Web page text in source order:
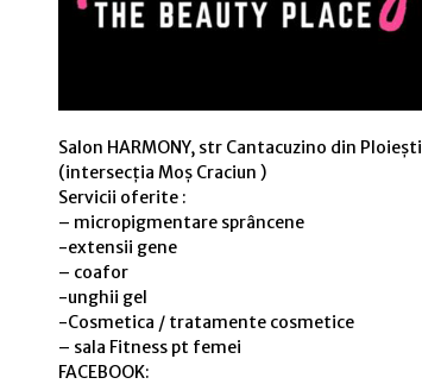
Salon HARMONY, str Cantacuzino din Ploiești
(intersecția Moș Craciun )
Servicii oferite :
– micropigmentare sprâncene
-extensii gene
– coafor
-unghii gel
-Cosmetica / tratamente cosmetice
– sala Fitness pt femei
FACEBOOK: